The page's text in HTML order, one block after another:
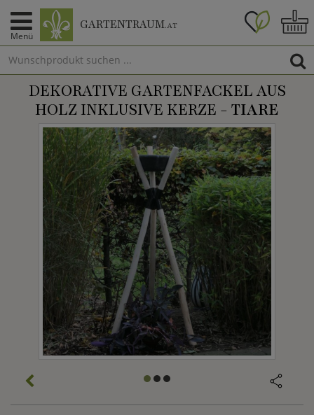
Menü
GARTENTRAUM.AT
DEKORATIVE GARTENFACKEL AUS
HOLZ INKLUSIVE KERZE - TIARE